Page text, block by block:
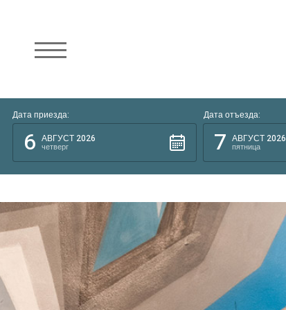
Дата приезда:
6 АВГУСТ 2026
четверг
Дата отъезда:
7 АВГУСТ 2026
пятница